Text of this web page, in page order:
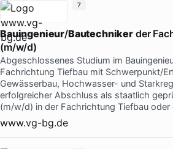
Bauingenieur/Bautechniker der
(m/w/d)
Abgeschlossenes Studium im
Fachrichtung Tiefbau mit Schwerpunkt/
Gewässerbau, Hochwasser- und
erfolgreicher Abschluss als staatlich
(m/w/d) in der Fachrichtung Tiefbau oder
www.vg-bg.de
7